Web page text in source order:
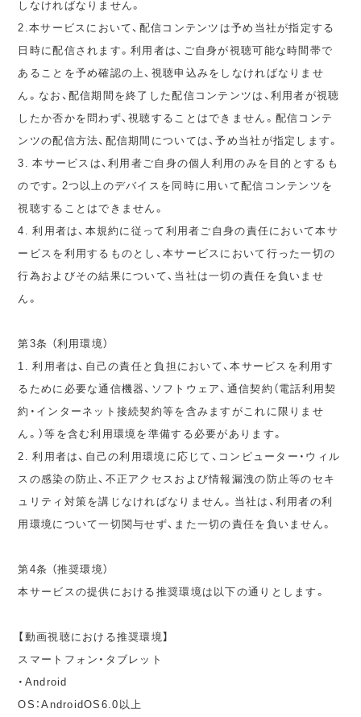
しなければなりません。
2.本サービスにおいて、配信コンテンツは予め当社が指定する
日時に配信されます。利用者は、ご自身が視聴可能な時間帯で
あることを予め確認の上、視聴申込みをしなければなりませ
ん。なお、配信期間を終了した配信コンテンツは、利用者が視聴
したか否かを問わず、視聴することはできません。配信コンテ
ンツの配信方法、配信期間については、予め当社が指定します。
3. 本サービスは、利用者ご自身の個人利用のみを目的とするも
のです。2つ以上のデバイスを同時に用いて配信コンテンツを
視聴することはできません。
4. 利用者は、本規約に従って利用者ご自身の責任において本サ
ービスを利用するものとし、本サービスにおいて行った一切の
行為およびその結果について、当社は一切の責任を負いませ
ん。
第3条 （利用環境）
1. 利用者は、自己の責任と負担において、本サービスを利用す
るために必要な通信機器、ソフトウェア、通信契約（電話利用契
約・インターネット接続契約等を含みますがこれに限りませ
ん。）等を含む利用環境を準備する必要があります。
2. 利用者は、自己の利用環境に応じて、コンピューター・ウィル
スの感染の防止、不正アクセスおよび情報漏洩の防止等のセキ
ュリティ対策を講じなければなりません。当社は、利用者の利
用環境について一切関与せず、また一切の責任を負いません。
第4条 （推奨環境）
本サービスの提供における推奨環境は以下の通りとします。
【動画視聴における推奨環境】
スマートフォン・タブレット
・Android
OS：AndroidOS6.0以上